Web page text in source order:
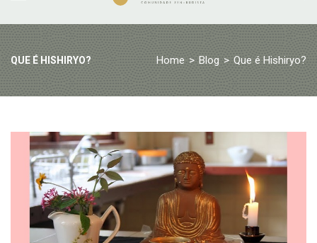
QUE É HISHIRYO? Home > Blog > Que é Hishiryo?